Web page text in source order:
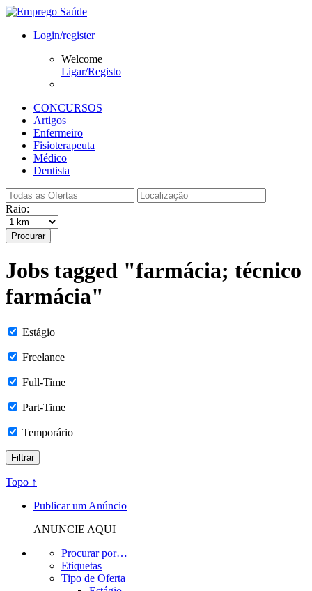
Login/register
Welcome
Ligar/Registo
CONCURSOS
Artigos
Enfermeiro
Fisioterapeuta
Médico
Dentista
Raio:
Procurar
Jobs tagged "farmácia; técnico
farmácia"
Estágio
Freelance
Full-Time
Part-Time
Temporário
Topo ↑
Publicar um Anúncio
ANUNCIE AQUI
Procurar por…
Etiquetas
Tipo de Oferta